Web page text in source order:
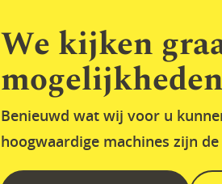
We kijken
mogelijkheden
Benieuwd wat wij voor u
hoogwaardige machines zijn